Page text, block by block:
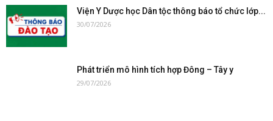
Viện Y Dược học Dân tộc thông báo tổ chức lớp...
30/07/2026
Phát triển mô hình tích hợp Đông – Tây y
29/07/2026